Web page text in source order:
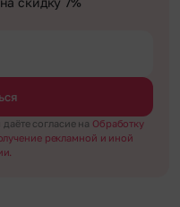
согласие на Обработку
рекламной и иной